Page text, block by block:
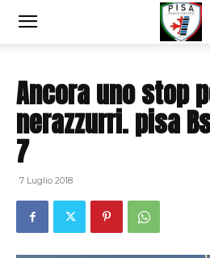
Ancora uno stop
nerazzurri. pisa
7
7 Luglio 2018